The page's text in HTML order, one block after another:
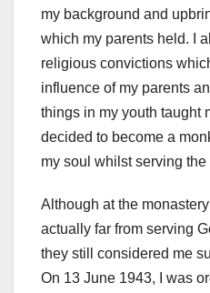
my background and
which my parents held. I
religious convictions
influence of my parents
things in my youth taught
decided to become a
my soul whilst serving the
Although at the
actually far from serving
they still considered me
On 13 June 1943, I was